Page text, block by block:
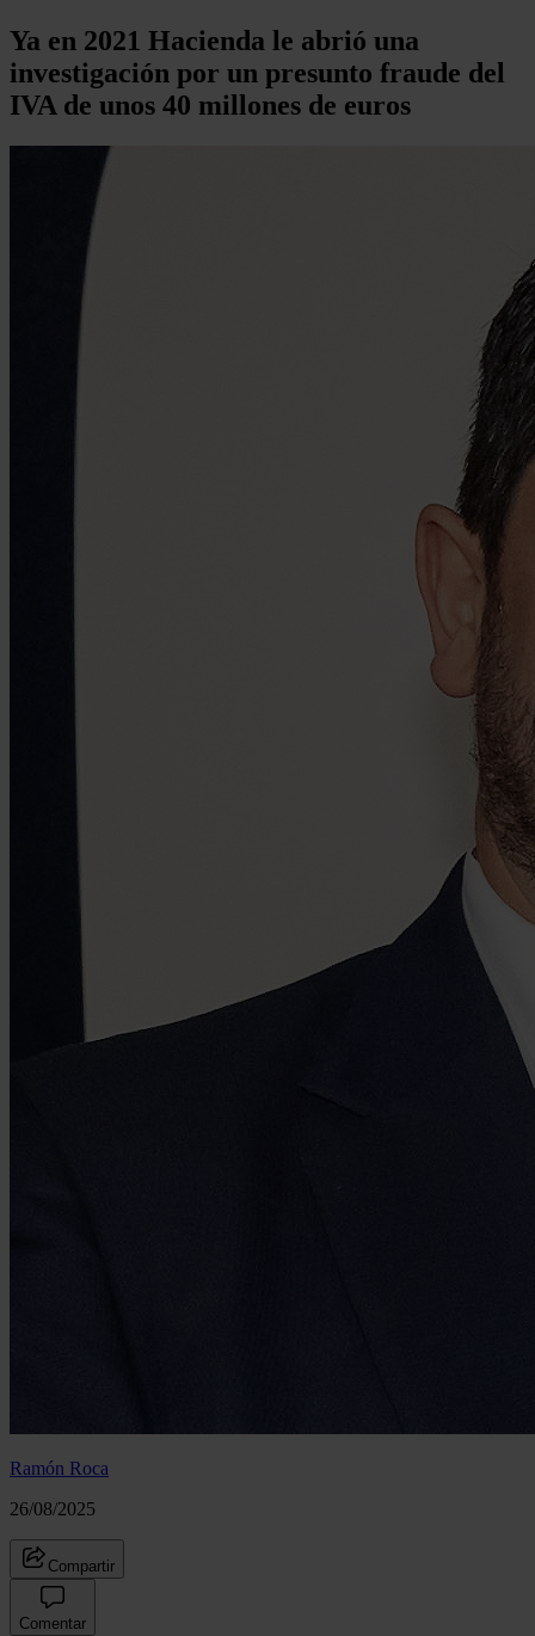
Ya en 2021 Hacienda le abrió una
investigación por un presunto fraude del
IVA de unos 40 millones de euros
Ramón Roca
26/08/2025
Compartir
Comentar